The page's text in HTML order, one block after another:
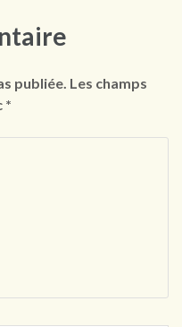
publiée. Les champs
*